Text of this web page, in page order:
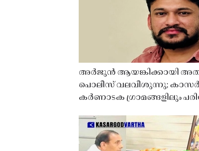
അർജുൻ ആയങ്കിക്കായി
പൊലീസ് വലവീശുന്നു;
കർണാടക ഗ്രാമങ്ങളിലും